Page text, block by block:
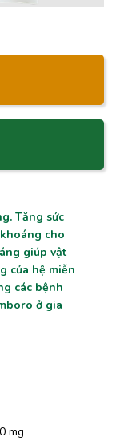
Tăng sức
cho
giúp vật
của hệ miễn
các bệnh
ở gia
mg